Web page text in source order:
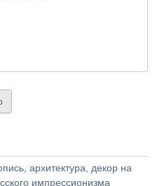
архитектура, декор на
импрессионизма